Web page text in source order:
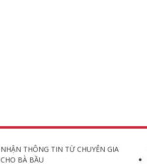
NHẬN THÔNG TIN TỪ CHUYÊN GIA
CHO BÀ BẦU